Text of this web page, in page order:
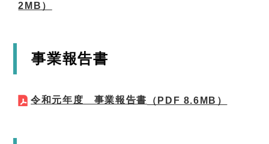
2MB）
事業報告書
令和元年度 事業報告書 （PDF 8.6MB）